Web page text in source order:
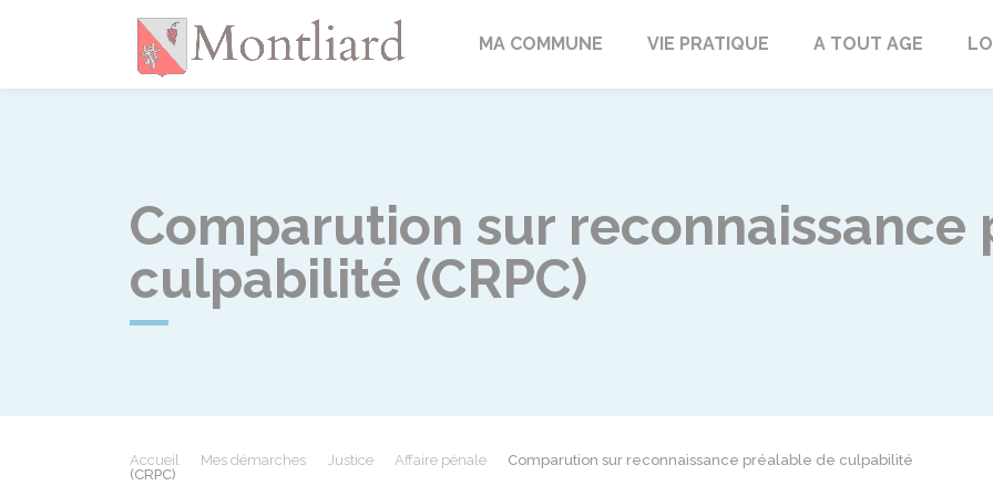
MontliardMA COMMUNE VIE PRATIQUE A TOUT AGE
Comparution sur reconnaissance
culpabilité (CRPC)
Accueil Mes démarches Justice Affaire pénale
Comparution sur reconnaissance préalable de culpabilité
(CRPC)